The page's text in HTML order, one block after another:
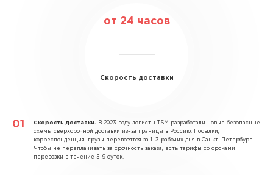
от 24 часов
Скорость доставки
Скорость доставки.
В 2023 году логисты TSM разработали новые безопасные
схемы сверхсрочной доставки из–за границы в Россию. Посылки,
корреспонденция, грузы перевозятся за 1–3 рабочих дня в Санкт–Петербург.
Чтобы не переплачивать за срочность заказа, есть тарифы со сроками
перевозки в течение 5–9 суток.